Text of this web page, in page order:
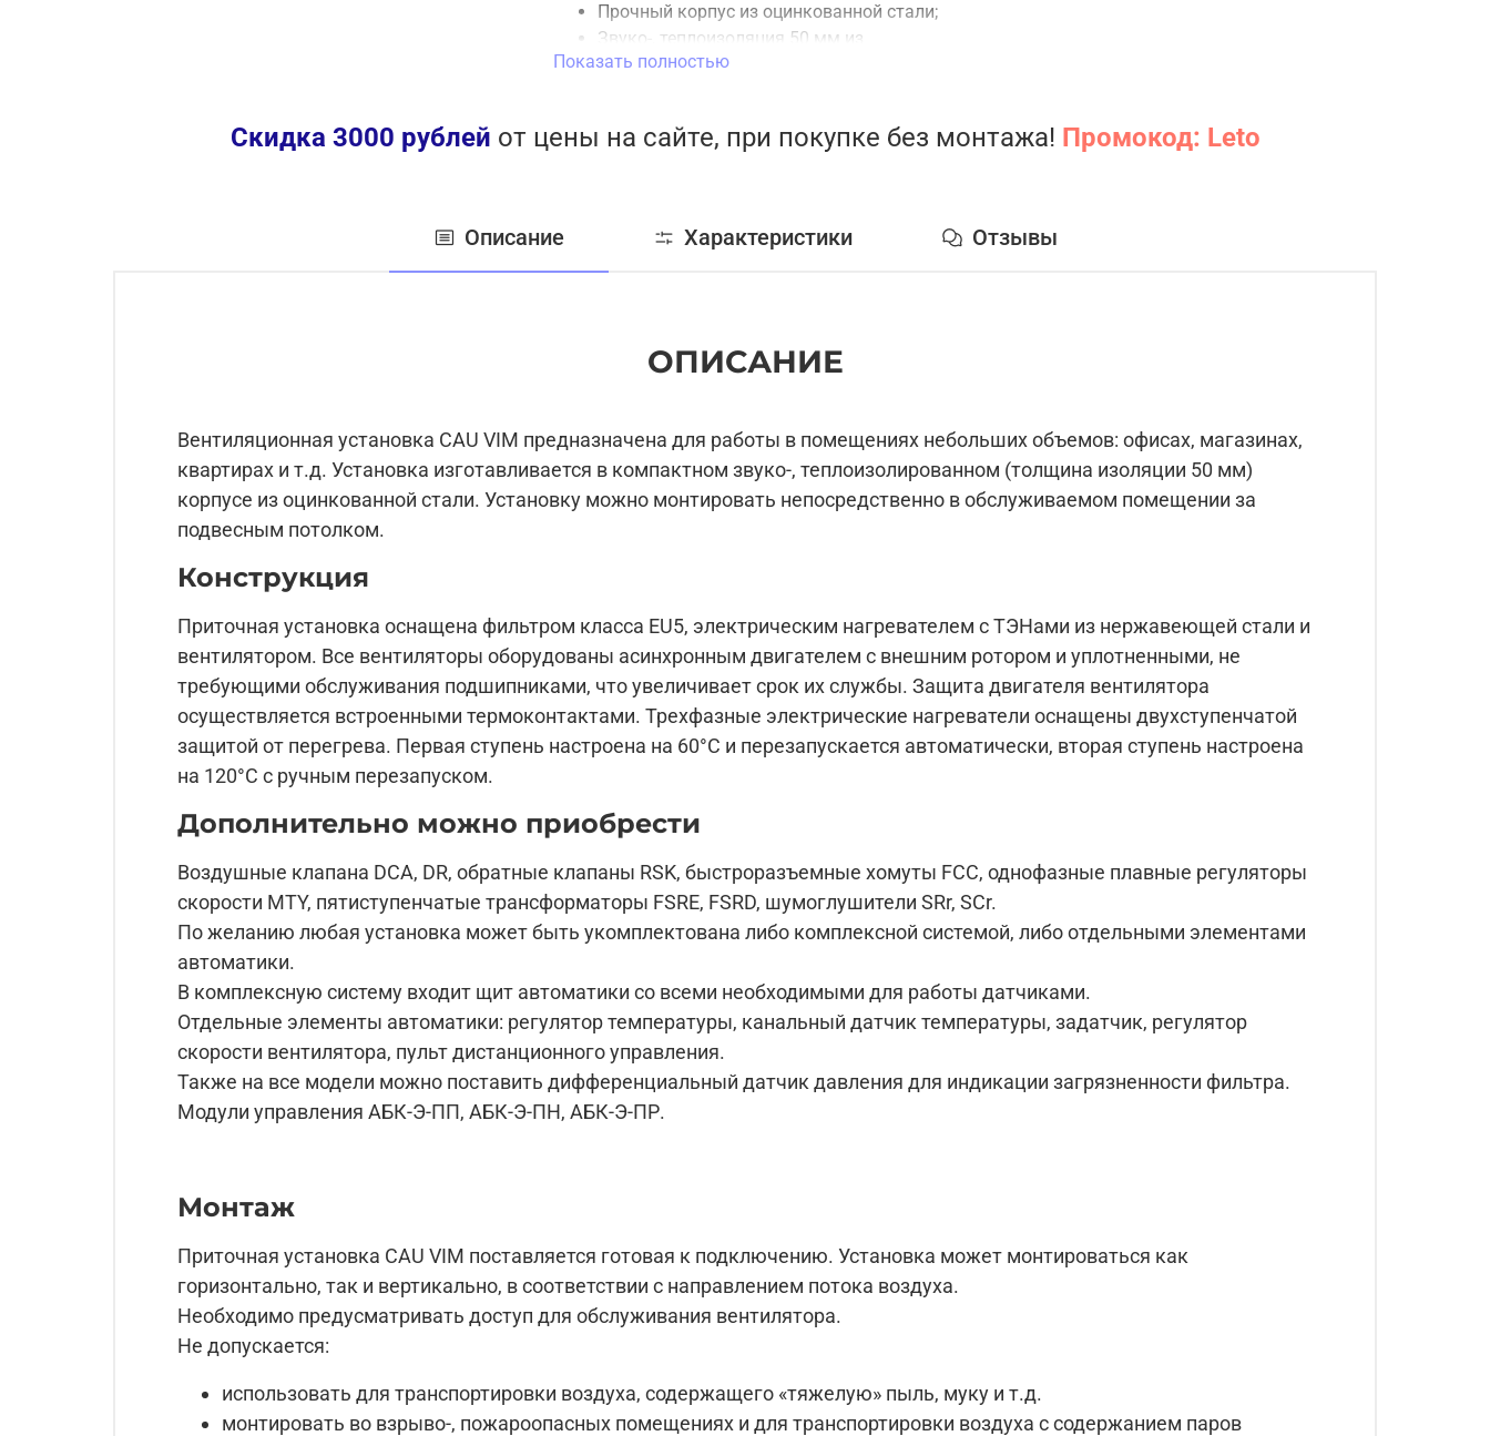
Прочный корпус из оцинкованной стали;
Звуко-, теплоизоляция 50 мм из
базальтовой минеральной ваты;
нержавеющей стали;
перегрева;
Предназначена для монтажа к круглым
воздуховодам;
Показать полностью
Скидка 3000 рублей от цены на сайте, при покупке без монтажа! Промокод: Leto
Описание Характеристики Отзывы
ОПИСАНИЕ
Вентиляционная установка CAU VIM предназначена для работы в помещениях небольших объемов: офисах, магазинах,
квартирах и т.д. Установка изготавливается в компактном звуко-, теплоизолированном (толщина изоляции 50 мм)
корпусе из оцинкованной стали. Установку можно монтировать непосредственно в обслуживаемом помещении за
подвесным потолком.
Конструкция
Приточная установка оснащена фильтром класса EU5, электрическим нагревателем с ТЭНами из нержавеющей стали и
вентилятором. Все вентиляторы оборудованы асинхронным двигателем с внешним ротором и уплотненными, не
требующими обслуживания подшипниками, что увеличивает срок их службы. Защита двигателя вентилятора
осуществляется встроенными термоконтактами. Трехфазные электрические нагреватели оснащены двухступенчатой
защитой от перегрева. Первая ступень настроена на 60°С и перезапускается автоматически, вторая ступень настроена
на 120°С с ручным перезапуском.
Дополнительно можно приобрести
Воздушные клапана DCA, DR, обратные клапаны RSK, быстроразъемные хомуты FCC, однофазные плавные регуляторы
скорости MTY, пятиступенчатые трансформаторы FSRE, FSRD, шумоглушители SRr, SCr.
По желанию любая установка может быть укомплектована либо комплексной системой, либо отдельными элементами
автоматики.
В комплексную систему входит щит автоматики со всеми необходимыми для работы датчиками.
Отдельные элементы автоматики: регулятор температуры, канальный датчик температуры, задатчик, регулятор
скорости вентилятора, пульт дистанционного управления.
Также на все модели можно поставить дифференциальный датчик давления для индикации загрязненности фильтра.
Модули управления АБК-Э-ПП, АБК-Э-ПН, АБК-Э-ПР.
Монтаж
Приточная установка CAU VIM поставляется готовая к подключению. Установка может монтироваться как
горизонтально, так и вертикально, в соответствии с направлением потока воздуха.
Необходимо предусматривать доступ для обслуживания вентилятора.
Не допускается:
использовать для транспортировки воздуха, содержащего «тяжелую» пыль, муку и т.д.
монтировать во взрыво-, пожароопасных помещениях и для транспортировки воздуха с содержанием паров